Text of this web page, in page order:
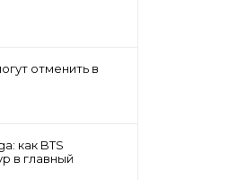
отменить в
как BTS
в главный